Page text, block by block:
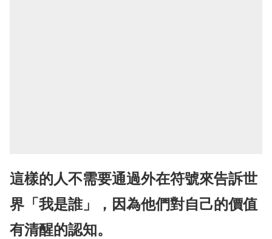
這樣的人不需要通過外在符號來告訴世
界「我是誰」，因為他們對自己的價值
有清醒的認知。